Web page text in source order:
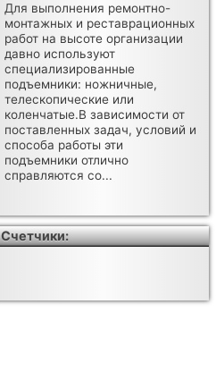
Для выполнения ремонтно-
монтажных и реставрационных
работ на высоте организации
давно используют
специализированные
подъемники: ножничные,
телескопические или
коленчатые.В зависимости от
поставленных задач, условий и
способа работы эти
подъемники отлично
справляются со...
Счетчики: